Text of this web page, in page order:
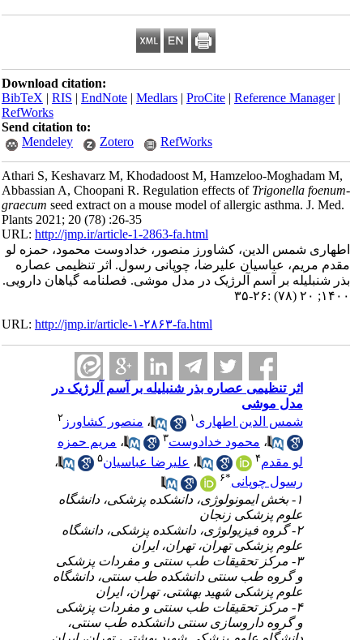
Download citation:
BibTeX|RIS|EndNote|Medlars|ProCite|Reference Manager
RefWorks
Send citation to:
Mendeley
Zotero RefWorks
Athari S, Keshavarz M, Khodadoost M, Hamzeloo-Moghadam M,
Abbassian A, Choopani R. Regulation effects ofTrigonella
graecumseed extract on a mouse model of allergic asthma. J. Med.
Plants 2021; 20 (78) :26-35
URL:http://jmp.ir/article-1-2863-fa.html
شمس الدین، کشاورز منصور، خدادوست محمود، حمزه لو
مریم، عباسیان علیرضا، چوپانی رسول. اثر تنظیمی عصاره
شنبلیله بر آسم آلرژیک در مدل موشی. فصلنامه گياهان دارویی.
(۷۸) :۲۶-۳۵
URL:http://jmp.ir/article-۱-۲۸۶۳-fa.html
اثر تنظیمی عصاره بذر شنبلیله بر آسم آلرژیک در
مدل موشی
شمس الدین اطهاری۱ ،منصور کشاورز
،محمود خدادوست ،مریم حمزه
لو مقدم۴ ،علیرضا عباسیان
،
رسول چوپانی *۶
۱- بخش ایمونولوژی، دانشکده پزشکی، دانشگاه
علوم پزشکی زنجان
۲- گروه فیزیولوژی، دانشکده پزشکی، دانشگاه
علوم پزشکی تهران، تهران، ایران
۳- مرکز تحقیقات طب سنتی و مفردات پزشکی
و گروه طب سنتی دانشکده طب سنتی، دانشگاه
علوم پزشکی شهید بهشتی، تهران، ایران
۴- مرکز تحقیقات طب سنتی و مفردات پزشکی
و گروه داروسازی سنتی دانشکده طب سنتی،